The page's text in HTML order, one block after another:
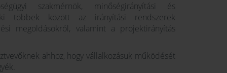
szakmérnök, minőségirányítási és
többek között az irányítási rendszerek
megoldásokról, valamint a projektirányítás
ahhoz, hogy vállalkozásuk működését